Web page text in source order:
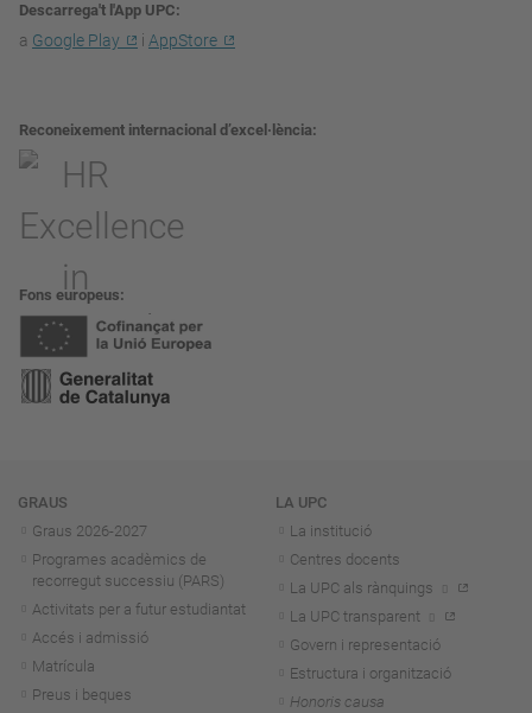
Descarrega't l'App UPC
a Google Play i AppStore
Reconeixement internacional d’excel·lència
Fons europeus
Navegació
GRAUS
Graus 2026-2027
Programes acadèmics de
recorregut successiu (PARS)
Activitats per a futur estudiantat
Accés i admissió
Matrícula
Preus i beques
LA UPC
La institució
Centres docents
La UPC als rànquings
La UPC transparent
Govern i representació
Estructura i organització
Honoris causa